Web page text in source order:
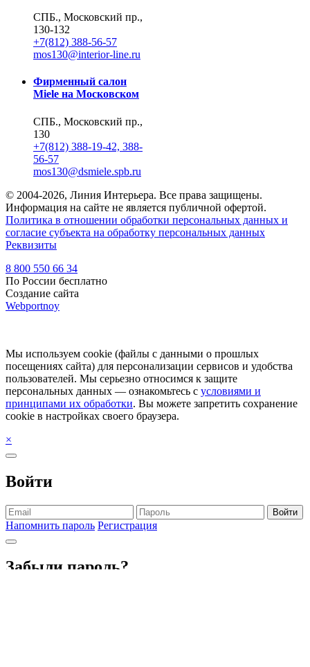
СПБ., Московский пр.,
130-132
+7(812) 388-56-57
mos130@interior-line.ru
Фирменный салон
Miele на Московском
СПБ., Московский пр.,
130
+7(812) 388-19-42, 388-
56-57
mos130@dsmiele.spb.ru
© 2004-2026, Линия Интерьера. Все права защищены.
Информация на сайте не является публичной офертой.
Политика в отношении обработки персональных данных и
согласие субъекта на обработку персональных данных
Реквизиты
8 800 550 66 34
По России бесплатно
Создание сайта
Webportnoy
Мы используем cookie (файлы с данными о прошлых
посещениях сайта) для персонализации сервисов и удобства
пользователей. Мы серьезно относимся к защите
персональных данных — ознакомьтесь с условиями и
принципами их обработки. Вы можете запретить сохранение
cookie в настройках своего браузера.
×
Войти
Войти
Напомнить пароль Регистрация
Забыли пароль?